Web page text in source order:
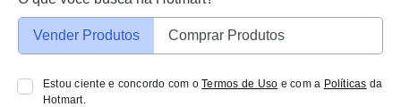
Vender Produtos Comprar Produtos
Estou ciente e concordo com oTermos de Uso e com a Políticas da
Hotmart.